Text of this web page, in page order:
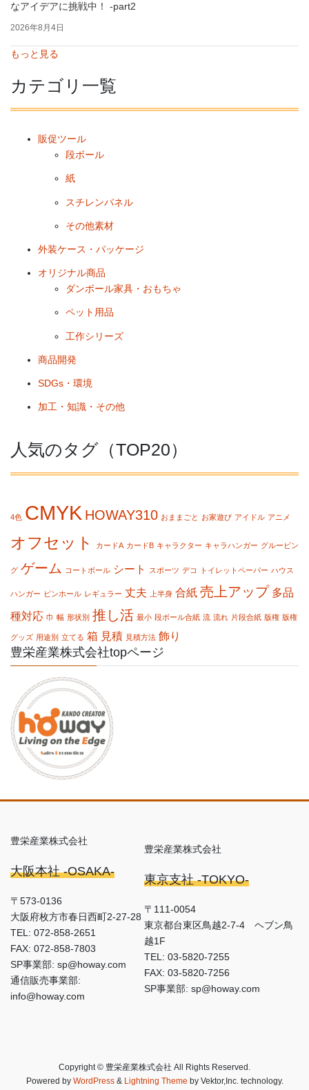
なアイデアに挑戦中！ -part2
2026年8月4日
もっと見る
カテゴリ一覧
販促ツール
段ボール
紙
スチレンパネル
その他素材
外装ケース・パッケージ
オリジナル商品
ダンボール家具・おもちゃ
ペット用品
工作シリーズ
商品開発
SDGs・環境
加工・知識・その他
人気のタグ（TOP20）
4色 CMYK HOWAY310 おままごと お家遊び アイドル アニメ
オフセット カードA カードB キャラクター キャラハンガー グルーピン
グ ゲーム コートボール シート スポーツ デコ トイレットペーパー ハウス
ハンガー ピンホール レギュラー 丈夫 上半身 合紙 売上アップ 多品
種対応 巾 幅 形状別 推し活 最小 段ボール合紙 流 流れ 片段合紙 版権 版権
グッズ 用途別 立てる 箱 見積 見積方法 飾り
豊栄産業株式会社topページ
豊栄産業株式会社
大阪本社 -OSAKA-
〒573-0136
大阪府枚方市春日西町2-27-28
TEL: 072-858-2651
FAX: 072-858-7803
SP事業部: sp@howay.com
通信販売事業部:
info@howay.com
豊栄産業株式会社
東京支社 -TOKYO-
〒111-0054
東京都台東区鳥越2-7-4 ヘブン鳥
越1F
TEL: 03-5820-7255
FAX: 03-5820-7256
SP事業部: sp@howay.com
Copyright © 豊栄産業株式会社 All Rights Reserved.
Powered by WordPress& Lightning Theme by Vektor,Inc. technology.